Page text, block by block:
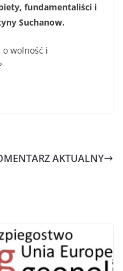
fundamentaliści i
Suchanow.
o wolność i
AKTUALNY